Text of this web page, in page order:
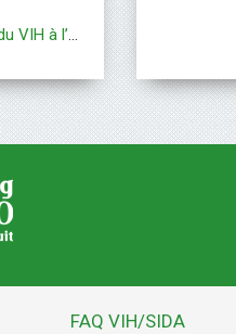
l’air libre ?
FAQ VIH/SIDA